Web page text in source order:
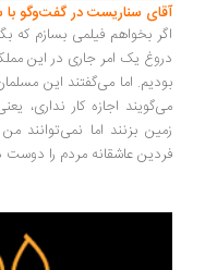
سناریست در گفت‌وگو با سعید
بخواهم فیلمی بسازم که بگویم
یک امر جاری در این مملکت
اما می‌گفتند این مسلمان
اجازه کار نداری، یعنی با
بزنند اما نمی‌توانند من را
عاشقانه مردم را دوست داشت